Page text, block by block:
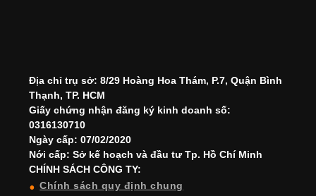
Địa chỉ trụ sở: 8/29 Hoàng Hoa Thám, P.7, Quận Bình
Thạnh, TP. HCM
Giấy chứng nhận đăng ký kinh doanh số:
0316130710
Ngày cấp: 07/02/2020
Nới cấp: Sở kế hoạch và đầu tư Tp. Hồ Chí Minh
CHÍNH SÁCH CÔNG TY:
Chính sách quy định chung